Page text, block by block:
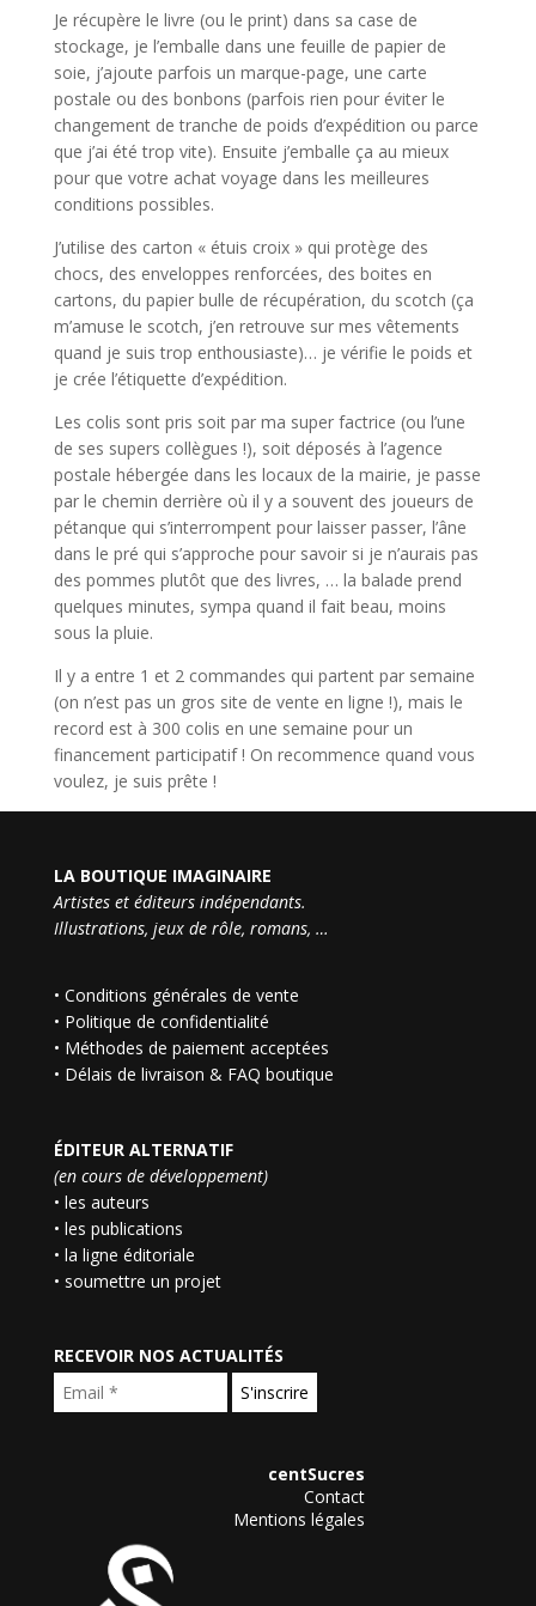
Je récupère le livre (ou le print) dans sa case de
stockage, je l’emballe dans une feuille de papier de
soie, j’ajoute parfois un marque-page, une carte
postale ou des bonbons (parfois rien pour éviter le
changement de tranche de poids d’expédition ou parce
que j’ai été trop vite). Ensuite j’emballe ça au mieux
pour que votre achat voyage dans les meilleures
conditions possibles.
J’utilise des carton « étuis croix » qui protège des
chocs, des enveloppes renforcées, des boites en
cartons, du papier bulle de récupération, du scotch (ça
m’amuse le scotch, j’en retrouve sur mes vêtements
quand je suis trop enthousiaste)… je vérifie le poids et
je crée l’étiquette d’expédition.
Les colis sont pris soit par ma super factrice (ou l’une
de ses supers collègues !), soit déposés à l’agence
postale hébergée dans les locaux de la mairie, je passe
par le chemin derrière où il y a souvent des joueurs de
pétanque qui s’interrompent pour laisser passer, l’âne
dans le pré qui s’approche pour savoir si je n’aurais pas
des pommes plutôt que des livres, … la balade prend
quelques minutes, sympa quand il fait beau, moins
sous la pluie.
Il y a entre 1 et 2 commandes qui partent par semaine
(on n’est pas un gros site de vente en ligne !), mais le
record est à 300 colis en une semaine pour un
financement participatif ! On recommence quand vous
voulez, je suis prête !
LA BOUTIQUE IMAGINAIRE
Artistes et éditeurs indépendants.
Illustrations, jeux de rôle, romans, …
• Conditions générales de vente
• Politique de confidentialité
• Méthodes de paiement acceptées
• Délais de livraison & FAQ boutique
ÉDITEUR ALTERNATIF
(en cours de développement)
• les auteurs
• les publications
• la ligne éditoriale
• soumettre un projet
RECEVOIR NOS ACTUALITÉS
centSucres
Contact
Mentions légales